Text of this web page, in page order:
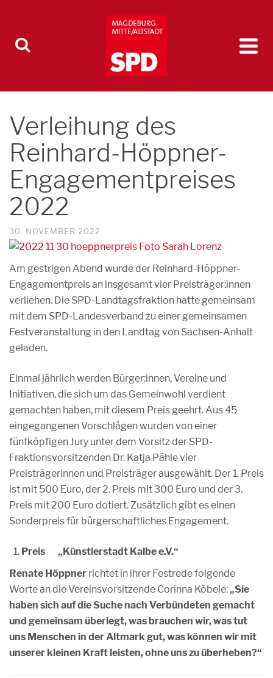
Verleihung des
Reinhard-Höppner-
Engagementpreises
2022
30. NOVEMBER 2022
Am gestrigen Abend wurde der Reinhard-Höppner-
Engagementpreis an insgesamt vier Preisträger:innen
verliehen. Die SPD-Landtagsfraktion hatte gemeinsam
mit dem SPD-Landesverband zu einer gemeinsamen
Festveranstaltung in den Landtag von Sachsen-Anhalt
geladen.
Einmal jährlich werden Bürger:innen, Vereine und
Initiativen, die sich um das Gemeinwohl verdient
gemachten haben, mit diesem Preis geehrt. Aus 45
eingegangenen Vorschlägen wurden von einer
fünfköpfigen Jury unter dem Vorsitz der SPD-
Fraktionsvorsitzenden Dr. Katja Pähle vier
Preisträgerinnen und Preisträger ausgewählt. Der 1. Preis
ist mit 500 Euro, der 2. Preis mit 300 Euro und der 3.
Preis mit 200 Euro dotiert. Zusätzlich gibt es einen
Sonderpreis für bürgerschaftliches Engagement.
Preis „Künstlerstadt Kalbe e.V.“
Renate Höppner richtet in ihrer Festrede folgende
Worte an die Vereinsvorsitzende Corinna Köbele:„Sie
haben sich auf die Suche nach Verbündeten gemacht
und gemeinsam überlegt, was brauchen wir, was tut
uns Menschen in der Altmark gut, was können wir mit
unserer kleinen Kraft leisten, ohne uns zu überheben?“